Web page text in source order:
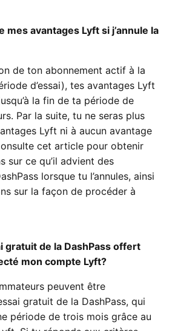
mes avantages Lyft si j’annule la
de ton abonnement actif à la
d’essai), tes avantages Lyft
la fin de ta période de
Par la suite, tu ne seras plus
Lyft ni à aucun avantage
cet article pour obtenir
sur ce qu’il advient des
lorsque tu l’annules, ainsi
sur la façon de procéder à
gratuit de la DashPass offert
mon compte Lyft?
peuvent être
gratuit de la DashPass, qui
période de trois mois grâce au